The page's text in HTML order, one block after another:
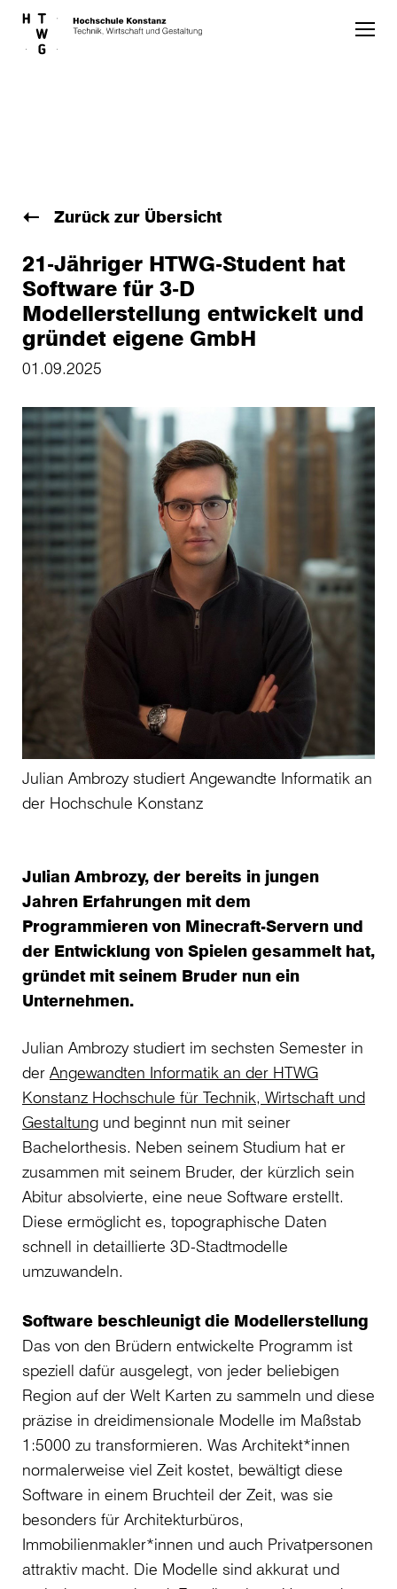
Skip to main content
Zurück zur Übersicht
21-Jähriger HTWG-Student hat
Software für 3-D
Modellerstellung entwickelt und
gründet eigene GmbH
01.09.2025
Julian Ambrozy studiert Angewandte Informatik an
der Hochschule Konstanz
Julian Ambrozy, der bereits in jungen
Jahren Erfahrungen mit dem
Programmieren von Minecraft-Servern und
der Entwicklung von Spielen gesammelt hat,
gründet mit seinem Bruder nun ein
Unternehmen.
Julian Ambrozy studiert im sechsten Semester in
der Angewandten Informatik an der HTWG
Konstanz Hochschule für Technik, Wirtschaft und
Gestaltung und beginnt nun mit seiner
Bachelorthesis. Neben seinem Studium hat er
zusammen mit seinem Bruder, der kürzlich sein
Abitur absolvierte, eine neue Software erstellt.
Diese ermöglicht es, topographische Daten
schnell in detaillierte 3D-Stadtmodelle
umzuwandeln.
Software beschleunigt die Modellerstellung
Das von den Brüdern entwickelte Programm ist
speziell dafür ausgelegt, von jeder beliebigen
Region auf der Welt Karten zu sammeln und diese
präzise in dreidimensionale Modelle im Maßstab
1:5000 zu transformieren. Was Architekt*innen
normalerweise viel Zeit kostet, bewältigt diese
Software in einem Bruchteil der Zeit, was sie
besonders für Architekturbüros,
Immobilienmakler*innen und auch Privatpersonen
attraktiv macht. Die Modelle sind akkurat und